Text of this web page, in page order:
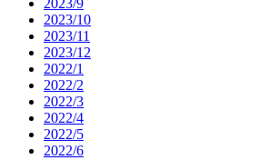
2023/10
2023/11
2023/12
2022/1
2022/2
2022/3
2022/4
2022/5
2022/6